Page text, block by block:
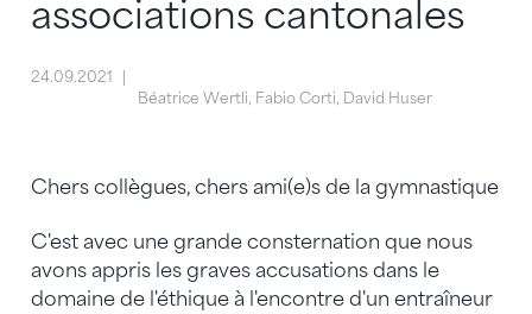
associations cantonales
24.09.2021
Béatrice Wertli, Fabio Corti, David Huser
Chers collègues, chers ami(e)s de la gymnastique
C'est avec une grande consternation que nous
avons appris les graves accusations dans le
domaine de l'éthique à l'encontre d'un entraîneur